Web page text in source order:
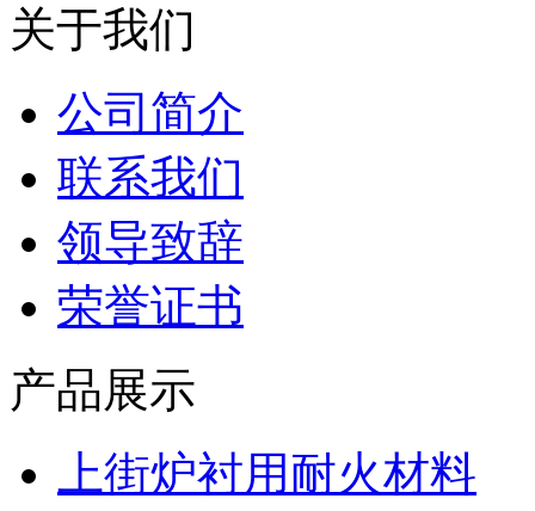
关于我们
公司简介
联系我们
领导致辞
荣誉证书
产品展示
上街炉衬用耐火材料